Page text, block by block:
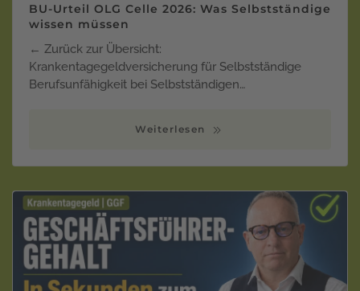
BU-Urteil OLG Celle 2026: Was Selbstständige
wissen müssen
← Zurück zur Übersicht:
Krankentagegeldversicherung für Selbstständige
Berufsunfähigkeit bei Selbstständigen…
Weiterlesen